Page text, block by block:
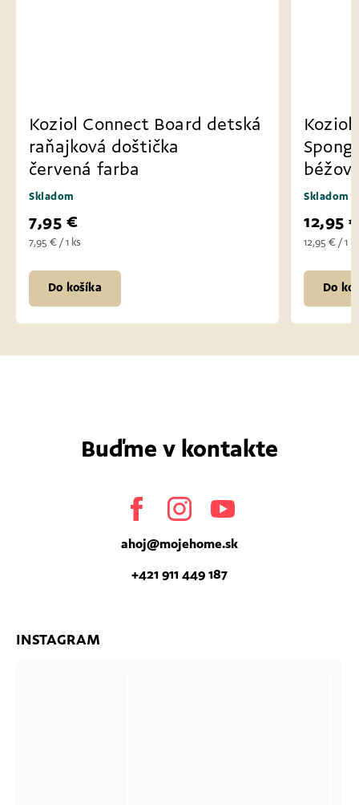
Koziol Connect Board detská
raňajková doštička
červená farba
Skladom
7,95 €
7,95 € / 1 ks
Do košíka
Koziol
Skladom
12,95
12,95 € / 1 ks
Do
Buďme v kontakte
Facebook Instagram
ahoj@mojehome.sk
+421 911 449 187
INSTAGRAM